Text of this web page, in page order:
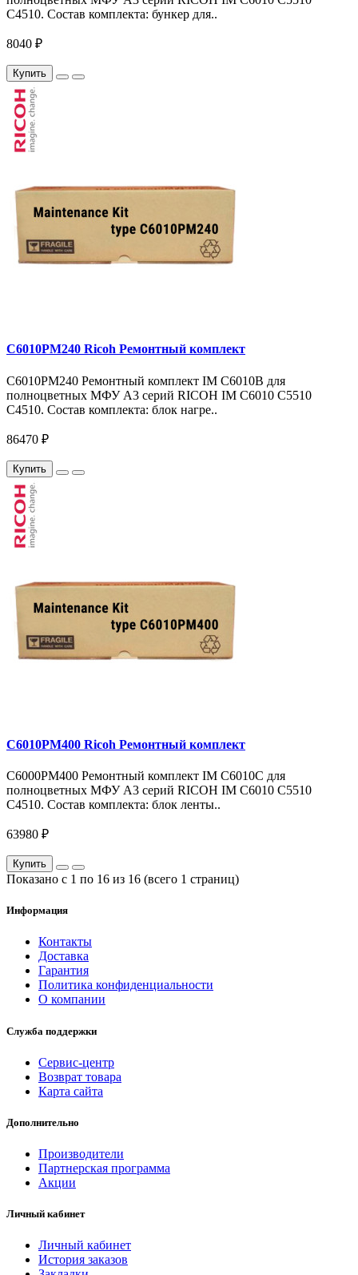
C4510. Состав комплекта: бункер для..
8040 ₽
Купить
C6010PM240 Ricoh Ремонтный комплект
C6010PM240 Ремонтный комплект IM C6010B для
полноцветных МФУ A3 серий RICOH IM C6010 C5510
C4510. Состав комплекта: блок нагре..
86470 ₽
Купить
C6010PM400 Ricoh Ремонтный комплект
C6000PM400 Ремонтный комплект IM C6010C для
полноцветных МФУ A3 серий RICOH IM C6010 C5510
C4510. Состав комплекта: блок ленты..
63980 ₽
Купить
Показано с 1 по 16 из 16 (всего 1 страниц)
Информация
Контакты
Доставка
Гарантия
Политика конфиденциальности
О компании
Служба поддержки
Сервис-центр
Возврат товара
Карта сайта
Дополнительно
Производители
Партнерская программа
Акции
Личный кабинет
Личный кабинет
История заказов